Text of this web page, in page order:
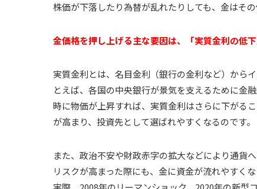
株価が下落したり為替が乱れたりしても、金はそ
金価格を押し上げる主な要因は、「実質金利の低
実質金利とは、名目金利（銀行の金利など）から
とえば、各国の中央銀行が景気を支えるために金
時に物価が上昇すれば、実質金利はさらに下がる
が高まり、投資先として選ばれやすくなるのです。
また、政治不安や財政赤字の拡大などにより通貨
リスクが高まった際にも、金に資金が流れやすくな